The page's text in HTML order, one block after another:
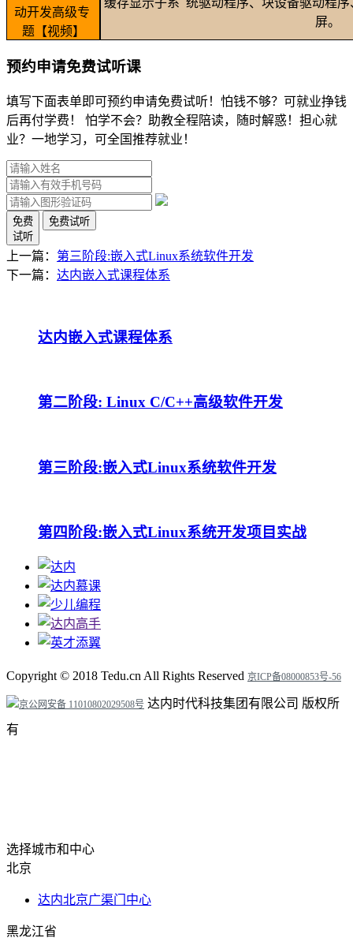
动开发高级专
题【视频】
屏。
预约申请免费试听课
填写下面表单即可预约申请免费试听！怕钱不够？可就业挣钱
后再付学费！ 怕学不会？助教全程陪读，随时解惑！担心就
业？一地学习，可全国推荐就业！
免费
试听
免费试听
上一篇： 第三阶段:嵌入式Linux系统软件开发
下一篇： 达内嵌入式课程体系
达内嵌入式课程体系
第二阶段: Linux C/C++高级软件开发
第三阶段:嵌入式Linux系统软件开发
第四阶段:嵌入式Linux系统开发项目实战
Copyright © 2018 Tedu.cn All Rights Reserved 京ICP备08000853号-56
京公网安备 11010802029508号 达内时代科技集团有限公司 版权所
有
选择城市和中心
北京
达内北京广渠门中心
黑龙江省